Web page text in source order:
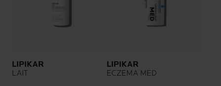
LIPIKAR
LAIT
LIPIKAR
ECZEMA MED